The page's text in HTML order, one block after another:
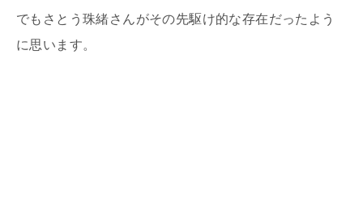
でもさとう珠緒さんがその先駆け的な存在だったよう
に思います。